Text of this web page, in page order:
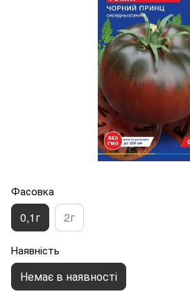
Фасовка
0,1г 2г
Наявність
Немає в наявності